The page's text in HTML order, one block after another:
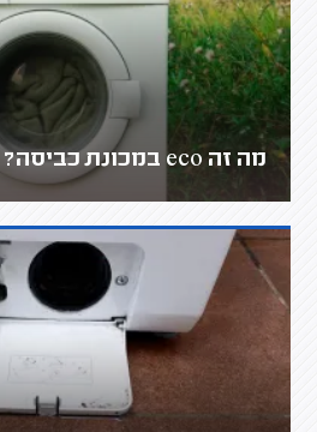
מה זה eco במכונת כביסה?